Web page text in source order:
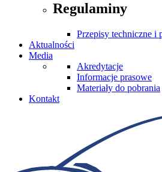
Regulaminy
Przepisy techniczne i
Aktualności
Media
Akredytacje
Informacje prasowe
Materiały do pobrania
Kontakt